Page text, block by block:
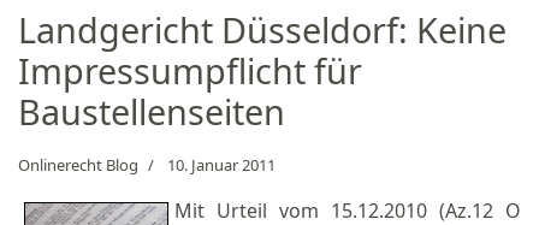
Landgericht Düsseldorf: Keine
Impressumpflicht für
Baustellenseiten
Onlinerecht Blog 10. Januar 2011
Mit Urteil vom 15.12.2010 (Az.12 O